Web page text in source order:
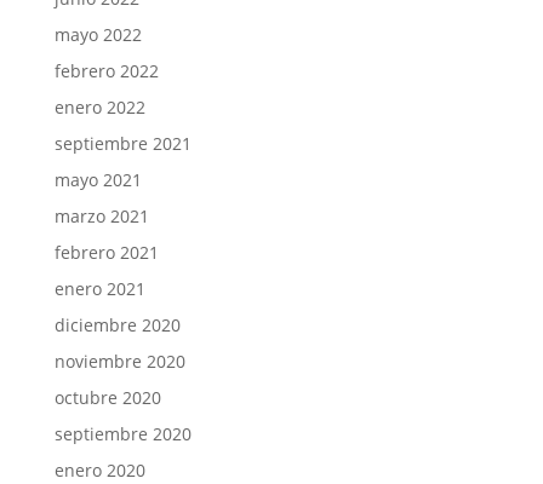
mayo 2022
febrero 2022
enero 2022
septiembre 2021
mayo 2021
marzo 2021
febrero 2021
enero 2021
diciembre 2020
noviembre 2020
octubre 2020
septiembre 2020
enero 2020